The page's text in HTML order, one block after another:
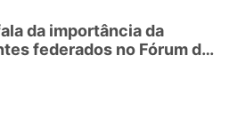
da importância da
federados no Fórum da